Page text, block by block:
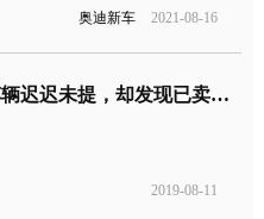
奥迪新车 2021-08-16
交了定金车辆迟迟未提，却发现已卖别人！律师：属4S店违约
2019-08-11